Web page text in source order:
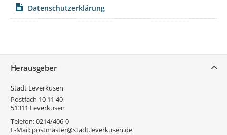
Datenschutzerklärung
Herausgeber
Stadt Leverkusen
Postfach 10 11 40
51311 Leverkusen
Telefon:0214/406-0
E-Mail: postmaster@stadt.leverkusen.de